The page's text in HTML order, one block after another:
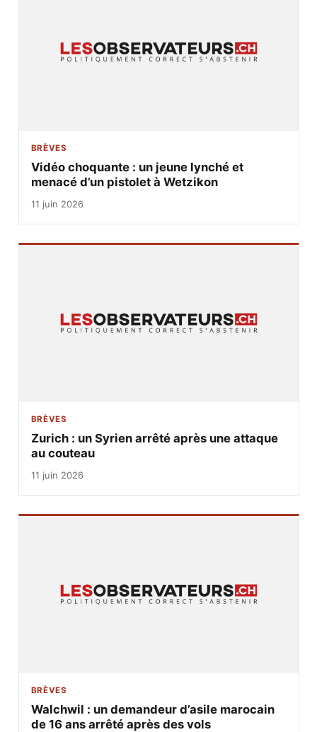
BRÈVES
Vidéo choquante : un jeune lynché et
menacé d’un pistolet à Wetzikon
11 juin 2026
BRÈVES
Zurich : un Syrien arrêté après une attaque
au couteau
11 juin 2026
BRÈVES
Walchwil : un demandeur d’asile marocain
de 16 ans arrêté après des vols